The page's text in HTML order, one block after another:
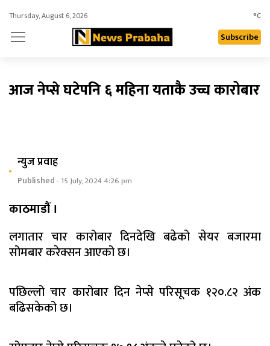
Thursday, August 6, 2026 °C
Subscribe
आज नेप्से घटेपनि ६ महिना यताकै उच्च कारोबार
न्युज प्रवाह
Published- 15 July, 2024 4:26 pm
काठमाडौं ।
लगातार चार कारोबार दिनदेखि बढेको सेयर बजारमा
सोमबार करेक्सन आएको छ।
पछिल्लो चार कारोबार दिन नेप्से परिसूचक १२०.८२ अंक
बढिसकेको छ।